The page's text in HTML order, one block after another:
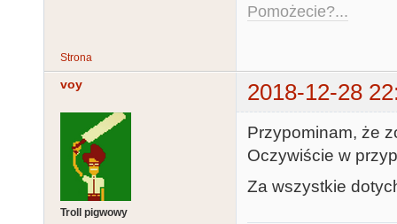
Pomożecie?...
Strona
voy 2018-12-28
Troll pigwowy
Przypominam, że
Oczywiście w
Za wszystkie